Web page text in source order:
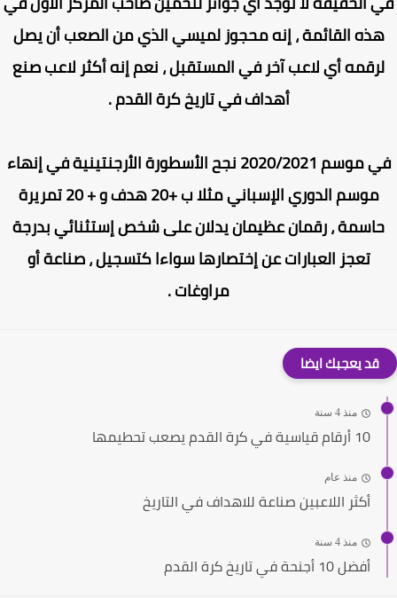
القائمة ، إنه محجوز لميسي الذي من الصعب أن يصل
أي لاعب آخر في المستقبل ، نعم إنه أكثر لاعب صنع
أهداف في تاريخ كرة القدم .
في موسم 2020/2021 نجح الأسطورة الأرجنتينية في إنهاء
موسم الدوري الإسباني مثلا ب +20 هدف و + 20 تمريرة
، رقمان عظيمان يدلان على شخص إستثنائي بدرجة
تعجز العبارات عن إختصارها سواءا كتسجيل ، صناعة أو
مراوغات .
قد يعجبك ايضا
منذ 4 سنة
منذ عام
أكثر اللاعبين صناعة للاهداف في التاريخ
منذ 4 سنة
أفضل 10 أجنحة في تاريخ كرة القدم